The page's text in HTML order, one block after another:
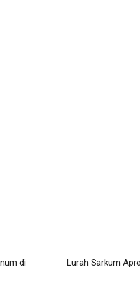
di
Lurah Sarkum